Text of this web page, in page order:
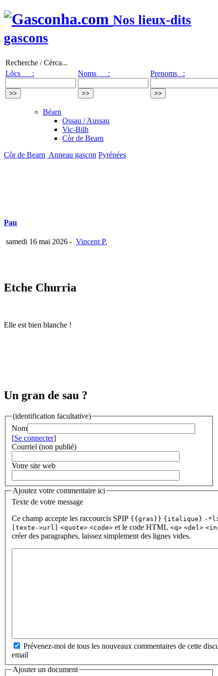
Nos lieux-dits
gascons
Recherche / Cèrca...
Lòcs :
Noms : Prenoms :
Béarn
Ossau / Aussau
Vic-Bilh
Còr de Bearn
Còr de Bearn Anneau gascon Pyrénées
Pau
samedi 16 mai 2026 - Vincent P.
Etche Churria
Elle est bien blanche !
Un gran de sau ?
(identification facultative)
Nom
[Se connecter]
Courriel (non publié)
Votre site web
Ajoutez votre commentaire ici
Texte de votre message
Ce champ accepte les raccourcis SPIP {{gras}} {italique} -
[texte->url]
<quote> <code> et le code HTML <q> <del>
créer des paragraphes, laissez simplement des lignes vides.
Prévenez-moi de tous les nouveaux commentaires de cette
email
Ajouter un document